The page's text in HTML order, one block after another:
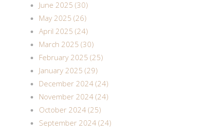
June 2025 (30)
May 2025 (26)
April 2025 (24)
March 2025 (30)
February 2025 (25)
January 2025 (29)
December 2024 (24)
November 2024 (24)
October 2024 (25)
September 2024 (24)